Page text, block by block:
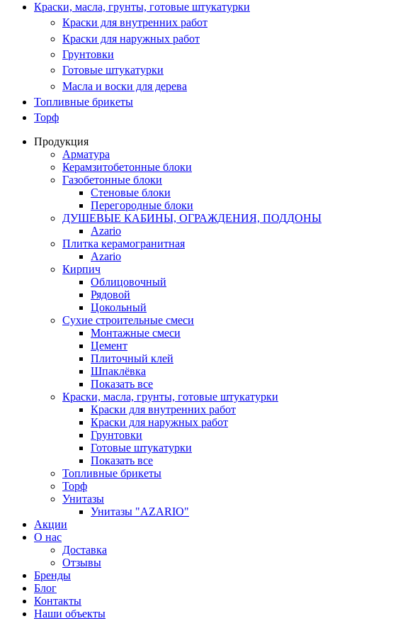
Краски, масла, грунты, готовые штукатурки
Краски для внутренних работ
Краски для наружных работ
Грунтовки
Готовые штукатурки
Масла и воски для дерева
Топливные брикеты
Торф
Продукция
Арматура
Керамзитобетонные блоки
Газобетонные блоки
Стеновые блоки
Перегородные блоки
ДУШЕВЫЕ КАБИНЫ, ОГРАЖДЕНИЯ, ПОДДОНЫ
Azario
Плитка керамогранитная
Azario
Кирпич
Облицовочный
Рядовой
Цокольный
Сухие строительные смеси
Монтажные смеси
Цемент
Плиточный клей
Шпаклёвка
Показать все
Краски, масла, грунты, готовые штукатурки
Краски для внутренних работ
Краски для наружных работ
Грунтовки
Готовые штукатурки
Показать все
Топливные брикеты
Торф
Унитазы
Унитазы "AZARIO"
Акции
О нас
Доставка
Отзывы
Бренды
Блог
Контакты
Наши объекты